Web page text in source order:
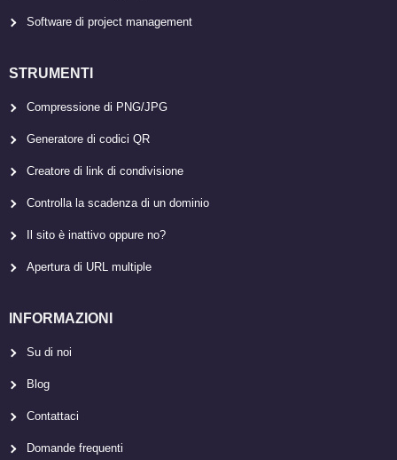
Software di project management
STRUMENTI
Compressione di PNG/JPG
Generatore di codici QR
Creatore di link di condivisione
Controlla la scadenza di un dominio
Il sito è inattivo oppure no?
Apertura di URL multiple
INFORMAZIONI
Su di noi
Blog
Contattaci
Domande frequenti